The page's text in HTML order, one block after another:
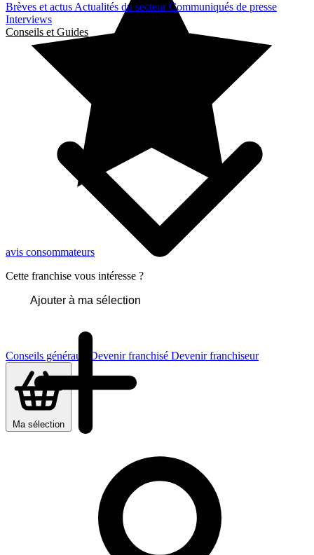
Brèves et actus Actualités du secteurCommuniqués de presse
Interviews
Conseils et Guides
Conseils généraux Devenir franchisé Devenir franchiseur
Ma sélection
avis consommateurs
Cette franchise vous intéresse ?
Ajouter à ma sélection